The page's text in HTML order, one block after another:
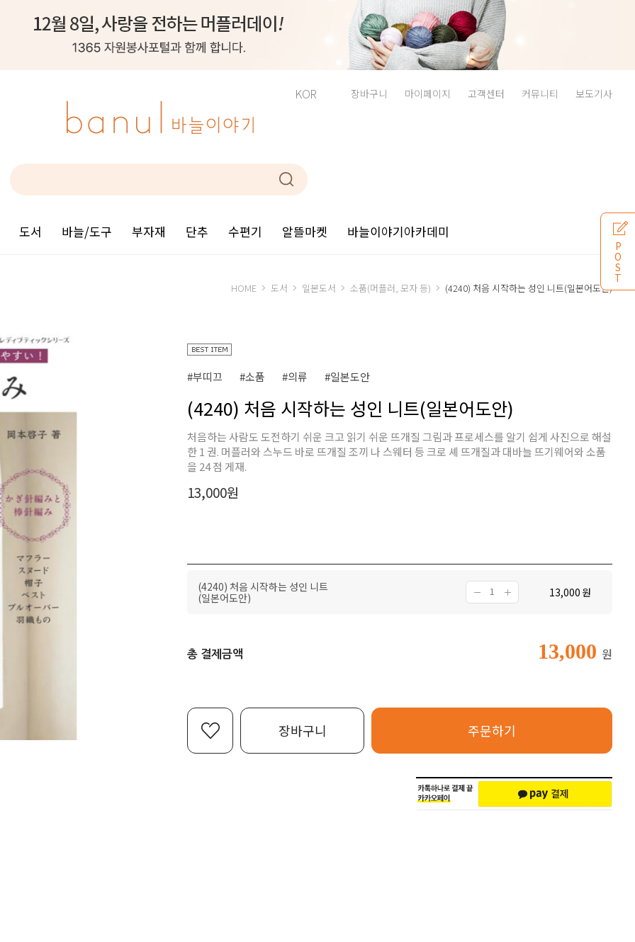
KOR 장바구니 마이페이지 고객센터 커뮤니티 보도기사
도서 바늘/도구 부자재 단추 수편기 알뜰마켓 바늘이야기아카데미
HOME 도서 일본도서 소품(머플러, 모자 등) (4240) 처음 시작하는 성인 니트(일본어도안)
#부띠끄 #소품 #의류 #일본도안
(4240) 처음 시작하는 성인 니트(일본어도안)
처음하는 사람도 도전하기 쉬운 크고 읽기 쉬운 뜨개질 그림과 프로세스를 알기 쉽게 사진으로 해설
한 1 권. 머플러와 스누드 바로 뜨개질 조끼 나 스웨터 등 크로 셰 뜨개질과 대바늘 뜨기웨어와 소품
을 24 점 게재.
13,000원
(4240) 처음 시작하는 성인 니트
(일본어도안)
13,000 원
총 결제금액 13,000 원
장바구니 주문하기
P
O
S
T